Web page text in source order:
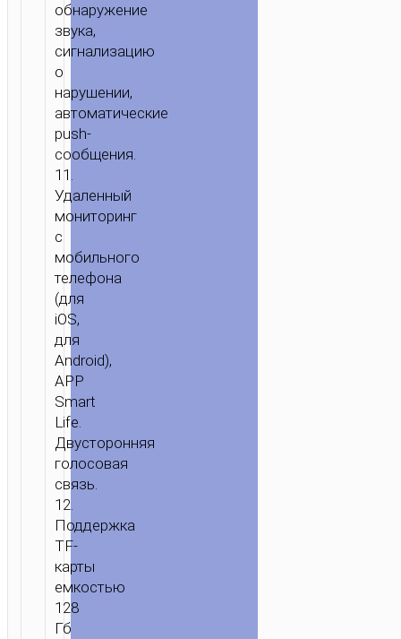
обнаружение
звука,
сигнализацию
о
нарушении,
автоматические
push-
сообщения.
11.
Удаленный
мониторинг
с
мобильного
телефона
(для
iOS,
для
Android),
APP
Smart
Life.
Двусторонняя
голосовая
связь.
12.
Поддержка
TF-
карты
емкостью
128
Гб